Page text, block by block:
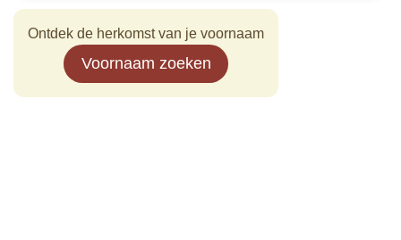
Ontdek de herkomst van je voornaam
Voornaam zoeken